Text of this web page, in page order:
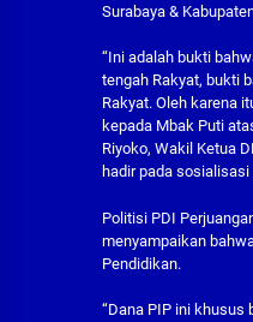
Surabaya &
“Ini adalah bukti
tengah Rakyat, bukti
Rakyat. Oleh karena
kepada Mbak Puti
Riyoko, Wakil Ketua
hadir pada sosialisasi
Politisi PDI
menyampaikan
Pendidikan.
“Dana PIP ini khusus